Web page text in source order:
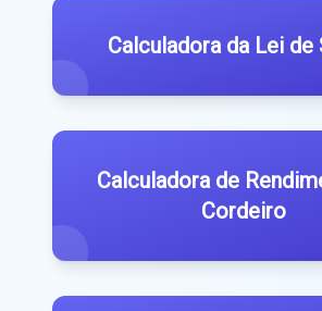
Calculadora da Lei de
Calculadora de
Cordeiro